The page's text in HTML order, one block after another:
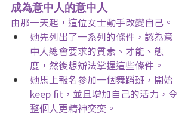
成為意中人的意中人
由那一天起，這位女士動手改變自己。
她先列出了一系列的條件，認為意
中人總會要求的質素、才能、態
度，然後想辦法掌握這些條件。
她馬上報名參加一個舞蹈班，開始
keep fit，並且增加自己的活力，令
整個人更精神奕奕。